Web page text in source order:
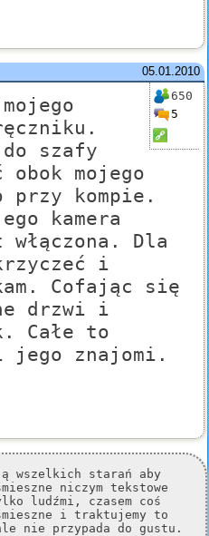
05.01.2010
650
5
szafy
obok mojego
przy kompie.
kamera
Dla
i
Cofając się
drzwi i
Całe to
znajomi.
wszelkich starań aby
niczym tekstowe
ludźmi, czasem coś
i traktujemy to
nie przypada do gustu.